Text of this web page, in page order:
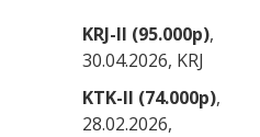
KRJ-II (95.000p),
30.04.2026, KRJ
KTK-II (74.000p),
28.02.2026,